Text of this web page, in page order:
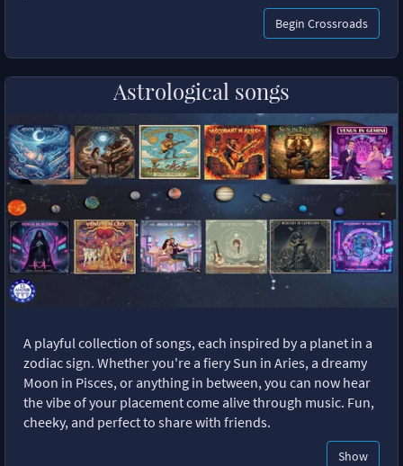
Begin Crossroads
Astrological songs
A playful collection of songs, each inspired by a planet in a
zodiac sign. Whether you're a fiery Sun in Aries, a dreamy
Moon in Pisces, or anything in between, you can now hear
the vibe of your placement come alive through music. Fun,
cheeky, and perfect to share with friends.
Show